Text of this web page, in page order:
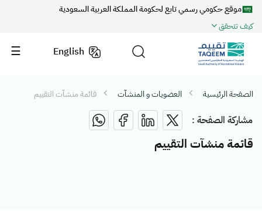
موقع حكومي رسمي تابع لحكومة المملكة العربية السعودية
كيف تتحقق
English
الصفحة الرئيسية العضويات و المنشآت قائمة منشآت التقييم
مشاركة الصفحة :
قائمة منشآت التقييم